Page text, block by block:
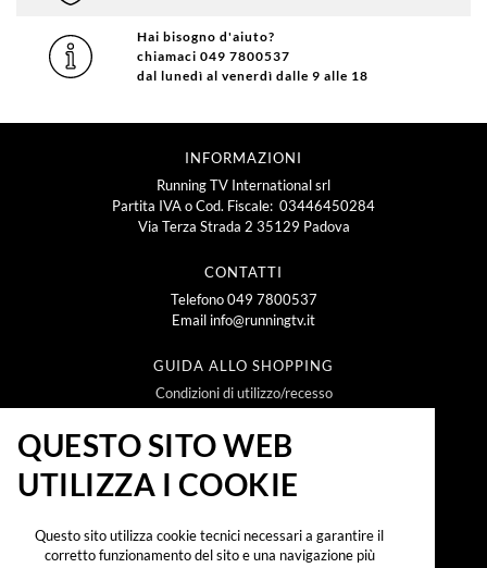
Hai bisogno d'aiuto?
chiamaci 049 7800537
dal lunedì al venerdì dalle 9 alle 18
INFORMAZIONI
Running TV International srl
Partita IVA o Cod. Fiscale: 03446450284
Via Terza Strada 2 35129 Padova
CONTATTI
Telefono049 7800537
Email info@runningtv.it
GUIDA ALLO SHOPPING
Condizioni di utilizzo/recesso
Metodi e spese di spedizione
Policy Privacy
Policy Cookie
NEWSLETTER
QUESTO SITO WEB
UTILIZZA I COOKIE
Questo sito utilizza cookie tecnici necessari a garantire il
corretto funzionamento del sito e una navigazione più